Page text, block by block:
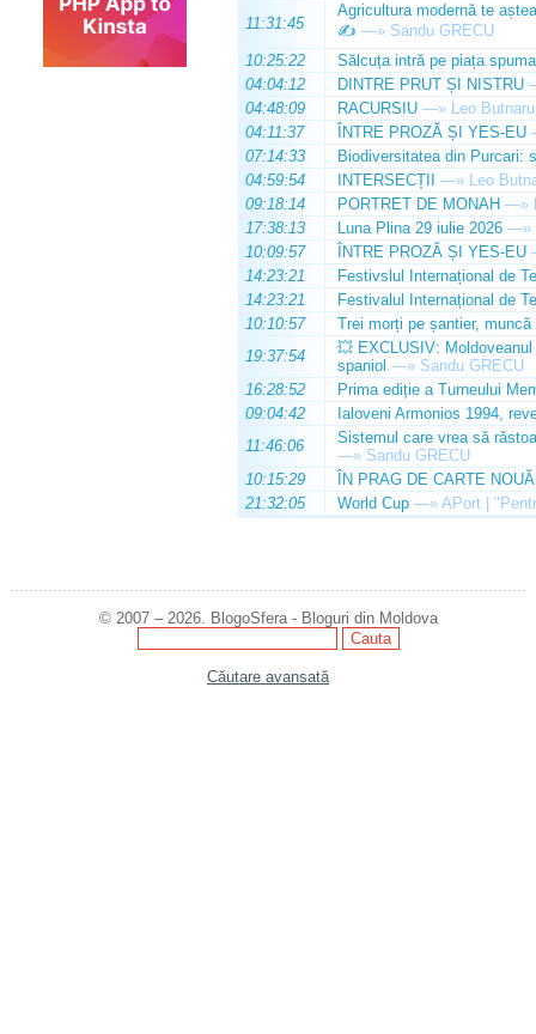
11:31:45
Agricultura modernă te
✍️ —» Sandu GRECU
10:25:22
Sălcuța intră pe piața
04:04:12
DINTRE PRUT ȘI NISTRU
04:48:09
RACURSIU —» Leo Butnaru
04:11:37
ÎNTRE PROZĂ ȘI YES-EU
07:14:33
Biodiversitatea din Purcari:
04:59:54
INTERSECȚII —» Leo
09:18:14
PORTRET DE MONAH —»
17:38:13
Luna Plina 29 iulie 2026 —»
10:09:57
ÎNTRE PROZĂ ȘI YES-EU
14:23:21
Festivslul Internațional de
14:23:21
Festivalul Internațional de
10:10:57
Trei morți pe șantier, muncă
19:37:54
💥 EXCLUSIV:
spaniol —» Sandu GRECU
16:28:52
Prima ediție a Turneului
09:04:42
Ialoveni Armonios 1994,
11:46:06
Sistemul care vrea să
—» Sandu GRECU
10:15:29
ÎN PRAG DE CARTE NOUĂ
21:32:05
World Cup —» APort |
© 2007 – 2026. BlogoSfera - Bloguri din Moldova
Căutare avansată